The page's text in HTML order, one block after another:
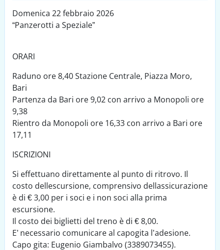
Domenica 22 febbraio 2026
“Panzerotti a Speziale”
ORARI
Raduno ore 8,40 Stazione Centrale, Piazza Moro,
Bari
Partenza da Bari ore 9,02 con arrivo a Monopoli ore
9,38
Rientro da Monopoli ore 16,33 con arrivo a Bari ore
17,11
ISCRIZIONI
Si effettuano direttamente al punto di ritrovo. Il
costo dellescursione, comprensivo dellassicurazione
è di € 3,00 per i soci e i non soci alla prima
escursione.
Il costo dei biglietti del treno è di € 8,00.
E’ necessario comunicare al capogita l’adesione.
Capo gita: Eugenio Giambalvo (3389073455).